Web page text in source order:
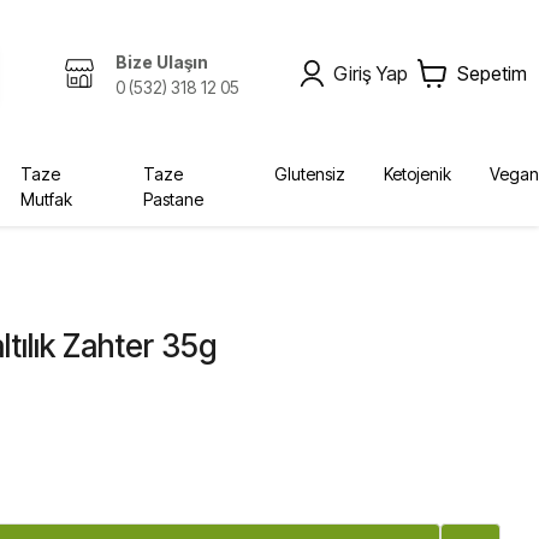
Bize Ulaşın
0 (532) 318 12 05
Giriş Yap Sepetim
Bebek Bezleri
Taze
Mutfak
Taze
Pastane
Glutensiz Ketojenik Vegan
Zahter 35g